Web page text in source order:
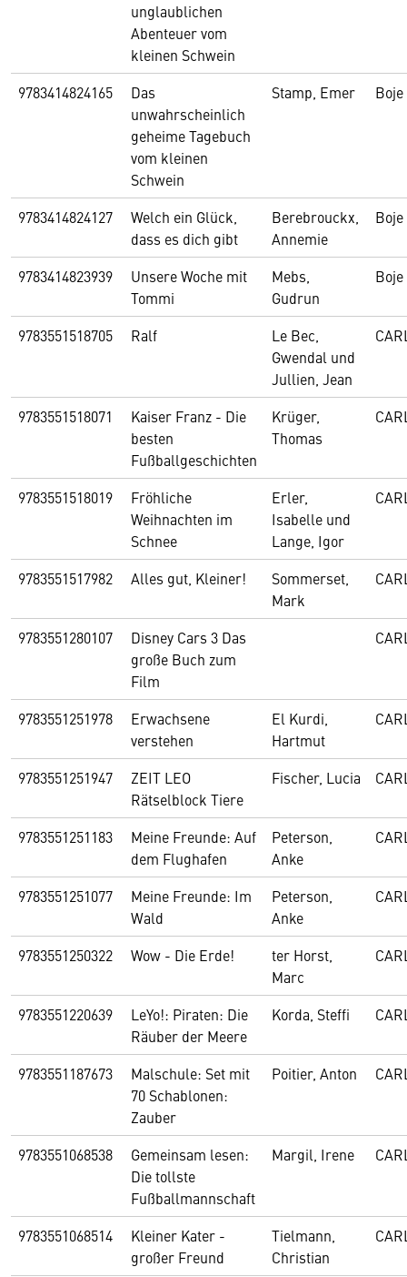
unglaublichen
Abenteuer vom
kleinen Schwein
9783414824165
Das
unwahrscheinlich
geheime Tagebuch
vom kleinen
Schwein
Stamp, Emer Boje
9783414824127
Welch ein Glück,
dass es dich gibt
Berebrouckx,
Annemie
Boje
9783414823939
Unsere Woche mit
Tommi
Mebs,
Gudrun
Boje
9783551518705 Ralf
Le Bec,
Gwendal und
Jullien, Jean
9783551518071
Kaiser Franz - Die
besten
Fußballgeschichten
Krüger,
Thomas
9783551518019
Fröhliche
Weihnachten im
Schnee
Erler,
Isabelle und
Lange, Igor
9783551517982 Alles gut, Kleiner!
Sommerset,
Mark
9783551280107
Disney Cars 3 Das
große Buch zum
Film
9783551251978
Erwachsene
verstehen
El Kurdi,
Hartmut
9783551251947
ZEIT LEO
Rätselblock Tiere
Fischer, Lucia
9783551251183
Meine Freunde: Auf
dem Flughafen
Peterson,
Anke
9783551251077
Meine Freunde: Im
Wald
Peterson,
Anke
9783551250322 Wow - Die Erde!
ter Horst,
Marc
9783551220639
LeYo!: Piraten: Die
Räuber der Meere
Korda, Steffi
9783551187673
Malschule: Set mit
70 Schablonen:
Zauber
Poitier, Anton
9783551068538
Gemeinsam lesen:
Die tollste
Fußballmannschaft
Margil, Irene
9783551068514
Kleiner Kater -
großer Freund
Tielmann,
Christian